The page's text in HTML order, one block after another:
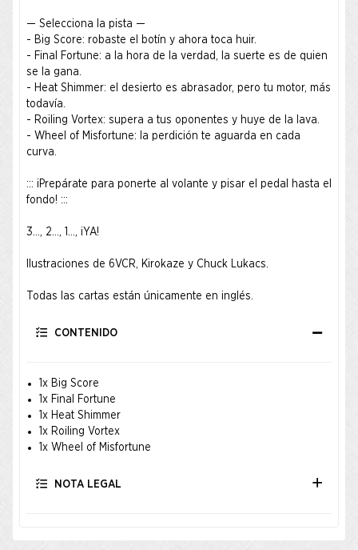
— Selecciona la pista —
- Big Score: robaste el botín y ahora toca huir.
- Final Fortune: a la hora de la verdad, la suerte es de quien
se la gana.
- Heat Shimmer: el desierto es abrasador, pero tu motor, más
todavía.
- Roiling Vortex: supera a tus oponentes y huye de la lava.
- Wheel of Misfortune: la perdición te aguarda en cada
curva.
::: ¡Prepárate para ponerte al volante y pisar el pedal hasta el
fondo! :::
3…, 2…, 1…, ¡YA!
Ilustraciones de 6VCR, Kirokaze y Chuck Lukacs.
Todas las cartas están únicamente en inglés.
CONTENIDO
1x Big Score
1x Final Fortune
1x Heat Shimmer
1x Roiling Vortex
1x Wheel of Misfortune
NOTA LEGAL